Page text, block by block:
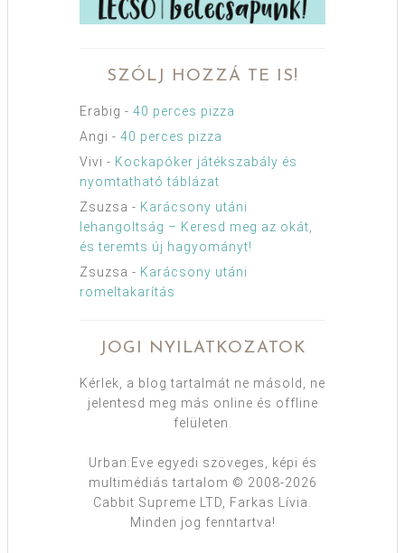
SZÓLJ HOZZÁ TE IS!
Erabig - 40 perces pizza
Angi - 40 perces pizza
Vivi - Kockapóker játékszabály és
nyomtatható táblázat
Zsuzsa - Karácsony utáni
lehangoltság – Keresd meg az okát,
és teremts új hagyományt!
Zsuzsa - Karácsony utáni
romeltakarítás
JOGI NYILATKOZATOK
Kérlek, a blog tartalmát ne másold, ne
jelentesd meg más online és offline
felületen.
Urban:Eve egyedi szöveges, képi és
multimédiás tartalom © 2008-2026
Cabbit Supreme LTD, Farkas Lívia.
Minden jog fenntartva!